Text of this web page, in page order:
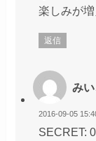
楽しみが
返信
みい
2016-09-05
SECRET: 0